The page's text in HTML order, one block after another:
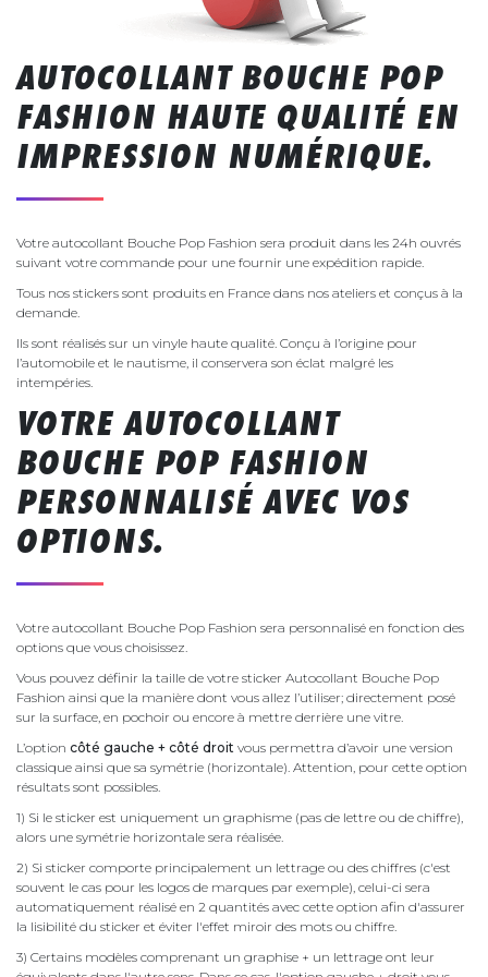
AUTOCOLLANT BOUCHE POP
FASHION HAUTE QUALITÉ EN
IMPRESSION NUMÉRIQUE.
Votre autocollant Bouche Pop Fashion sera produit dans les 24h ouvrés
suivant votre commande pour une fournir une expédition rapide.
Tous nos stickers sont produits en France dans nos ateliers et conçus à la
demande.
Ils sont réalisés sur un vinyle haute qualité. Conçu à l’origine pour
l’automobile et le nautisme, il conservera son éclat malgré les
intempéries.
VOTRE AUTOCOLLANT
BOUCHE POP FASHION
PERSONNALISÉ AVEC VOS
OPTIONS.
Votre autocollant Bouche Pop Fashion sera personnalisé en fonction des
options que vous choisissez.
Vous pouvez définir la taille de votre sticker Autocollant Bouche Pop
Fashion ainsi que la manière dont vous allez l’utiliser; directement posé
sur la surface, en pochoir ou encore à mettre derrière une vitre.
L’option côté gauche + côté droit vous permettra d’avoir une version
classique ainsi que sa symétrie (horizontale). Attention, pour cette option
résultats sont possibles.
1) Si le sticker est uniquement un graphisme (pas de lettre ou de chiffre),
alors une symétrie horizontale sera réalisée.
2) Si sticker comporte principalement un lettrage ou des chiffres (c'est
souvent le cas pour les logos de marques par exemple), celui-ci sera
automatiquement réalisé en 2 quantités avec cette option afin d'assurer
la lisibilité du sticker et éviter l'effet miroir des mots ou chiffre.
3) Certains modèles comprenant un graphise + un lettrage ont leur